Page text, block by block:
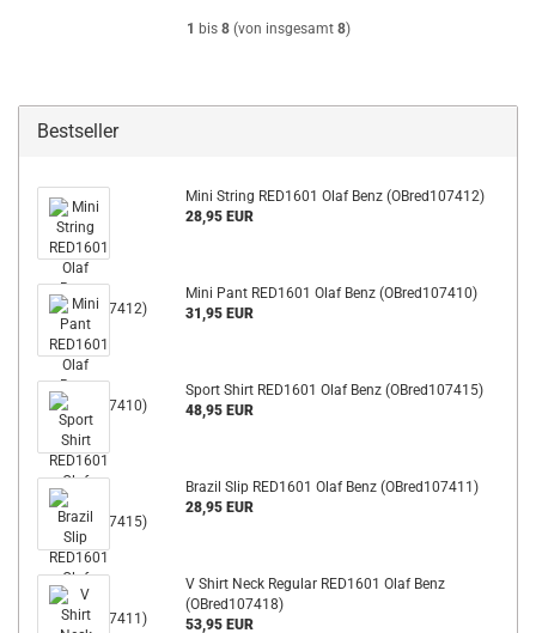
1 bis 8(von insgesamt 8)
Bestseller
Mini String RED1601 Olaf Benz (OBred107412)
28,95 EUR
Mini Pant RED1601 Olaf Benz (OBred107410)
31,95 EUR
Sport Shirt RED1601 Olaf Benz (OBred107415)
48,95 EUR
Brazil Slip RED1601 Olaf Benz (OBred107411)
28,95 EUR
V Shirt Neck Regular RED1601 Olaf Benz
(OBred107418)
53,95 EUR